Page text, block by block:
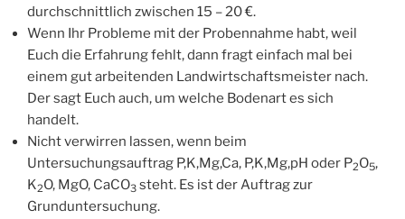
durchschnittlich zwischen 15 – 20 €.
Wenn Ihr Probleme mit der Probennahme habt, weil
Euch die Erfahrung fehlt, dann fragt einfach mal bei
einem gut arbeitenden Landwirtschaftsmeister nach.
Der sagt Euch auch, um welche Bodenart es sich
handelt.
Nicht verwirren lassen, wenn beim
Untersuchungsauftrag P,K,Mg,Ca, P,K,Mg,pH oder P2O5,
K2O, MgO, CaCO3 steht. Es ist der Auftrag zur
Grunduntersuchung.